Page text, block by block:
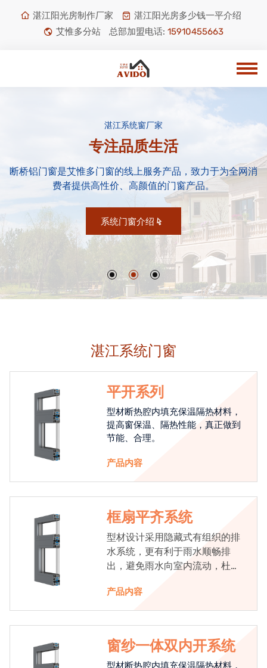
湛江阳光房制作厂家
湛江阳光房多少钱一平介绍
艾惟多分站
总部加盟电话: 15910455663
湛江系统窗厂家
专注品质生活
断桥铝门窗是艾惟多门窗的线上服务产品，致力于为全网消
费者提供高性价、高颜值的门窗产品。
系统门窗介绍
湛江系统门窗
平开系列
型材断热腔内填充保温隔热材料，
提高窗保温、隔热性能，真正做到
节能、合理。
产品内容
框扇平齐系统
型材设计采用隐藏式有组织的排
水系统，更有利于雨水顺畅排
出，避免雨水向室内流动，杜绝
产品内容
窗纱一体双内开系统
型材断热腔内填充保温隔热材料，